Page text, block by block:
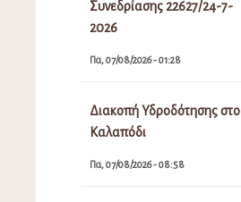
Συνεδρίασης 22627/24-7-
2026
Πα, 07/08/2026 - 01:28
Διακοπή Υδροδότησης στο
Καλαπόδι
Πα, 07/08/2026 - 08:58